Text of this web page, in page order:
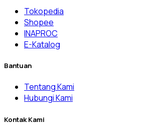
Tokopedia
Shopee
INAPROC
E-Katalog
Bantuan
Tentang Kami
Hubungi Kami
Kontak Kami